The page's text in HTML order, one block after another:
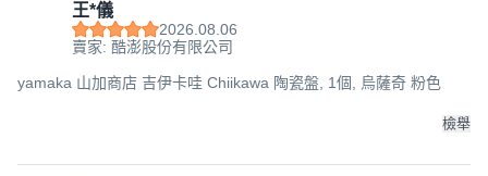
王*儀
2026.08.06
賣家: 酷澎股份有限公司
yamaka 山加商店 吉伊卡哇 Chiikawa 陶瓷盤, 1個, 烏薩奇 粉色
檢舉